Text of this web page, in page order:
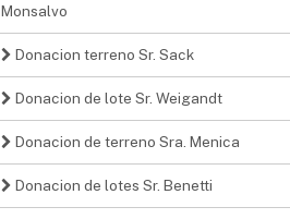
Monsalvo
Donacion terreno Sr. Sack
Donacion de lote Sr. Weigandt
Donacion de terreno Sra. Menica
Donacion de lotes Sr. Benetti